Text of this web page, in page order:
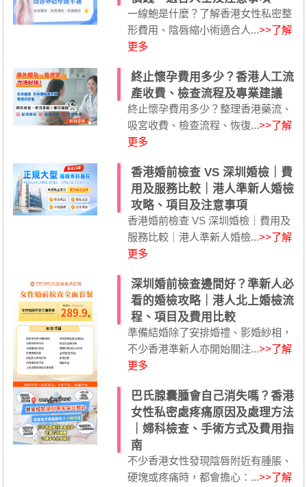
一線鮑是什麼？了解香港女性私密整
形費用、陰唇縮小術適合人...>>了解
更多
終止懷孕費用多少？香港人工流
產收費、檢查流程及專業建議
終止懷孕費用多少？整理香港藥流、
吸宮收費、檢查流程、恢復...>>了解
更多
香港婚前檢查 VS 深圳婚檢｜費
用及服務比較｜港人準新人婚檢
攻略、項目及注意事項
香港婚前檢查 VS 深圳婚檢｜費用及
服務比較｜港人準新人婚檢...>>了解
更多
深圳婚前檢查邊間好？準新人必
看的婚檢攻略｜港人北上婚檢流
程、項目及費用比較
準備結婚除了安排婚禮、影婚紗相，
不少香港準新人亦開始關注...>>了解
更多
巴氏腺囊腫會自己消失嗎？香港
女性私密處疼痛原因及處理方法
｜婦科檢查、手術方式及費用指
南
不少香港女性發現陰唇附近有腫脹、
硬塊或疼痛時，都會擔心：...>>了解